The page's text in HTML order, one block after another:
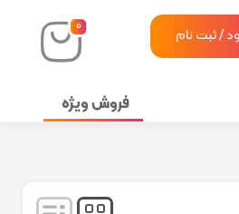
۰ / ثبت نام
فروش ویژه
نمایش۱- ۸کالا از